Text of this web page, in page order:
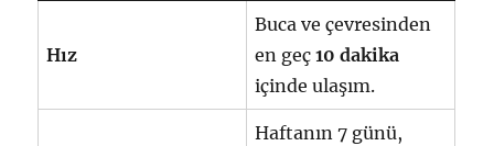
Hız
Buca ve çevresinden
en geç10 dakika
içinde ulaşım.
Haftanın 7 günü,